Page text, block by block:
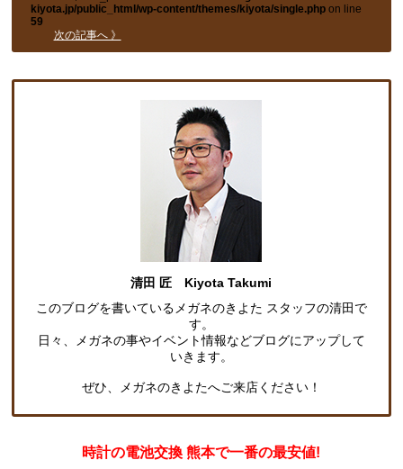
kiyota.jp/public_html/wp-content/themes/kiyota/single.php on line
59
次の記事へ 》
清田 匠 Kiyota Takumi
このブログを書いているメガネのきよた スタッフの清田で
す。
日々、メガネの事やイベント情報などブログにアップして
いきます。
ぜひ、メガネのきよたへご来店ください！
時計の電池交換 熊本で一番の最安値!